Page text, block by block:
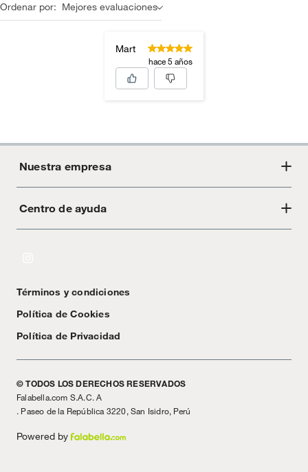
Ordenar por: Mejores evaluaciones
Mart
hace 5 años
Nuestra empresa
Acerca de Crate
Centro de ayuda
Textos Legales
Términos y condiciones
Política de Cookies
Política de Privacidad
© TODOS LOS DERECHOS RESERVADOS
Falabella.com S.A.C. A
. Paseo de la República 3220, San Isidro, Perú
Powered by